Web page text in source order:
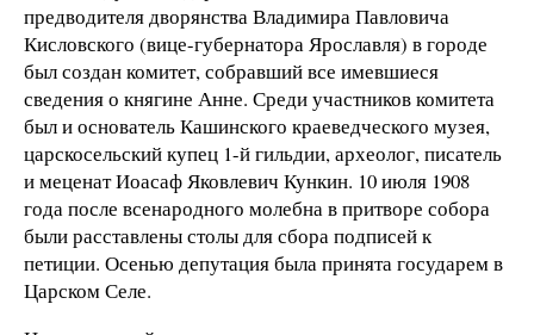
предводителя дворянства Владимира Павловича
Кисловского (вице-губернатора Ярославля) в городе
был создан комитет, собравший все имевшиеся
сведения о княгине Анне. Среди участников комитета
был и основатель Кашинского краеведческого музея,
царскосельский купец 1-й гильдии, археолог, писатель
и меценат Иоасаф Яковлевич Кункин. 10 июля 1908
года после всенародного молебна в притворе собора
были расставлены столы для сбора подписей к
петиции. Осенью депутация была принята государем в
Царском Селе.